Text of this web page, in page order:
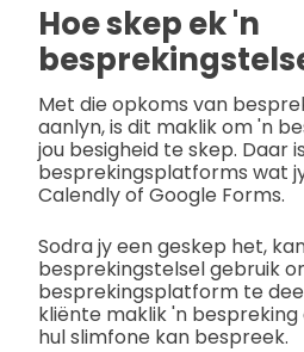
Hoe skep ek 'n
Met die opkoms van
aanlyn, is dit maklik om 'n
jou besigheid te skep. Daar
besprekingsplatforms wat
Calendly of Google Forms.
Sodra jy een geskep het,
besprekingstelsel gebruik
besprekingsplatform te
kliënte maklik 'n
hul slimfone kan bespreek.